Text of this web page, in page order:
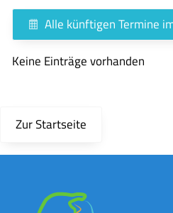
Alle künftigen Termine
Keine Einträge vorhanden
Zur Startseite